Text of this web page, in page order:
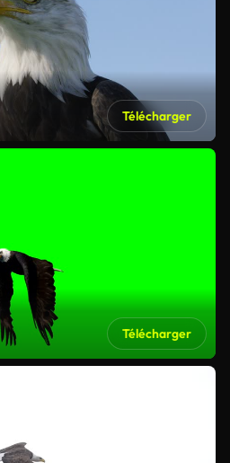
Télécharger
Télécharger